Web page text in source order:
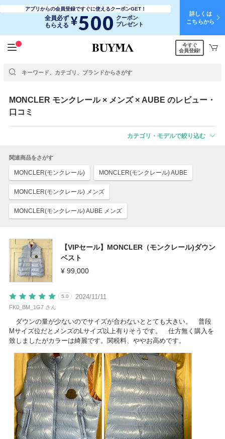
アプリからの会員登録ですぐに使えるクーポンGET！
全員必ず
もらえる ¥500 クーポン
プレゼント
詳しくは
こちらから
今すぐ
会員登録!
MONCLER モンクレール× メンズ × AUBE のレビュー・
口コミ
カテゴリ・モデルで絞り込む
関連商品をさがす
MONCLER(モンクレール) MONCLER(モンクレール) AUBE
MONCLER(モンクレール) メンズ
MONCLER(モンクレール) AUBE メンズ
【VIPセール】MONCLER（モンクレール)ダウン
ベスト
¥ 99,000
2024/11/11
5.0
FK0_BM_1G7 さん
ダウンの量が少ないのでサイズが合わないととても大きい。 普段
Mサイズ位だとメンズのLサイズ以上有りそうです。 仕方無く購入を
致しましたがカラーは綺麗です。関税料、ややお高めです。